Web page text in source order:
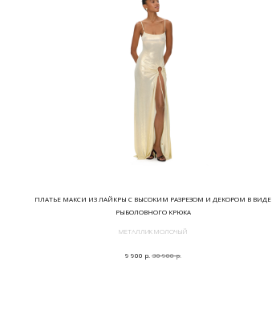
ПЛАТЬЕ МАКСИ ИЗ ЛАЙКРЫ С ВЫСОКИМ РАЗРЕЗОМ И ДЕКОРОМ В ВИДЕ
РЫБОЛОВНОГО КРЮКА
МЕТАЛЛИК МОЛОЧЫЙ
9 900 р. 30 900р.